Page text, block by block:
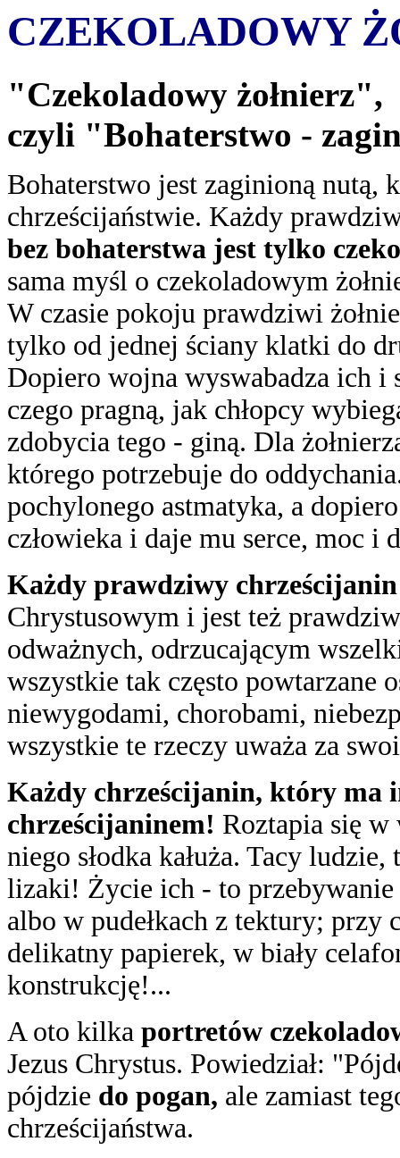
CZEKOLADOWY
"Czekoladowy żołnierz",
czyli "Bohaterstwo -
Bohaterstwo jest zaginioną nutą,
chrześcijaństwie. Każdy
bez bohaterstwa jest tylko
sama myśl o czekoladowym
W czasie pokoju prawdziwi
tylko od jednej ściany klatki do
Dopiero wojna wyswabadza ich i
czego pragną, jak chłopcy
zdobycia tego - giną. Dla
którego potrzebuje do
pochylonego astmatyka, a
człowieka i daje mu serce, moc i
Każdy prawdziwy
Chrystusowym i jest też
odważnych, odrzucającym
wszystkie tak często powtarzane
niewygodami, chorobami,
wszystkie te rzeczy uważa za
Każdy chrześcijanin, który ma
chrześcijaninem! Roztapia się
niego słodka kałuża. Tacy
lizaki! Życie ich - to
albo w pudełkach z tektury;
delikatny papierek, w biały
konstrukcję!...
A oto kilka portretów
Jezus Chrystus. Powiedział:
pójdzie do pogan, ale zamiast
chrześcijaństwa.